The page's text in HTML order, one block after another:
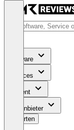
Software
Services
Content
Für Anbieter
Bewerten